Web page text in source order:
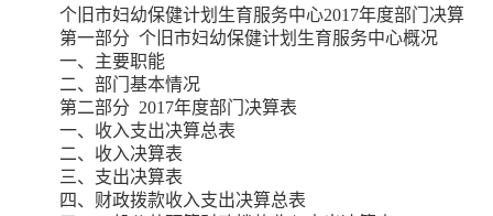
个旧市妇幼保健计划生育服务中心2017年度部门决算
第一部分 个旧市妇幼保健计划生育服务中心概况
一、主要职能
二、部门基本情况
第二部分 2017年度部门决算表
一、收入支出决算总表
二、收入决算表
三、支出决算表
四、财政拨款收入支出决算总表